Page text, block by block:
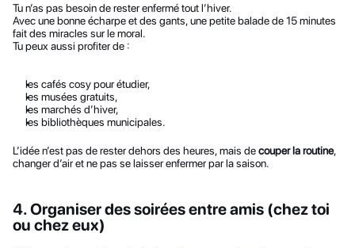
Tu n’as pas besoin de rester enfermé tout l’hiver.
Avec une bonne écharpe et des gants, une petite balade de 15 minutes
fait des miracles sur le moral.
Tu peux aussi profiter de :
les cafés cosy pour étudier,
les musées gratuits,
les marchés d’hiver,
les bibliothèques municipales.
L’idée n’est pas de rester dehors des heures, mais de couper la routine,
changer d’air et ne pas se laisser enfermer par la saison.
4. Organiser des soirées entre amis (chez toi
ou chez eux)